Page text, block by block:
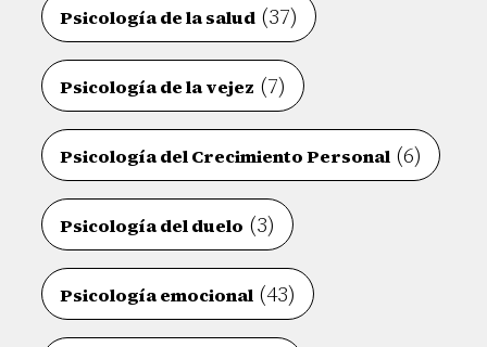
Psicología de la salud (37)
Psicología de la vejez (7)
Psicología del Crecimiento Personal (6)
Psicología del duelo (3)
Psicología emocional (43)